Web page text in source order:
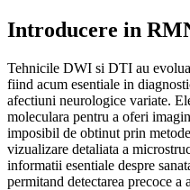
Introducere in
Tehnicile DWI si DTI au
fiind acum esentiale in
afectiuni neurologice variate.
moleculara pentru a oferi
imposibil de obtinut prin
vizualizare detaliata a
informatii esentiale despre
permitand detectarea precoce